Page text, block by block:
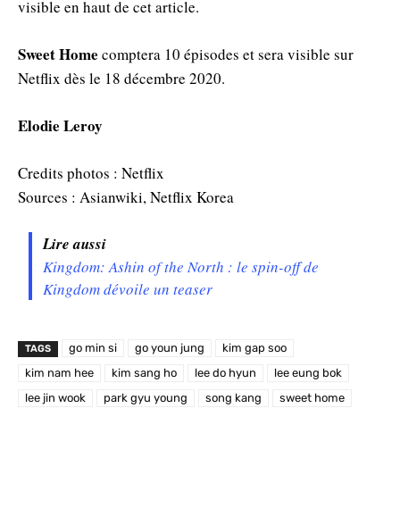
visible en haut de cet article.
Sweet Home comptera 10 épisodes et sera visible sur
Netflix dès le 18 décembre 2020.
Elodie Leroy
Credits photos : Netflix
Sources : Asianwiki, Netflix Korea
Lire aussi
Kingdom: Ashin of the North : le spin-off de
Kingdom dévoile un teaser
TAGS go min si go youn jung
kim gap soo
kim nam hee
kim sang ho lee do hyun
lee eung bok
lee jin wook
park gyu young song kang sweet home